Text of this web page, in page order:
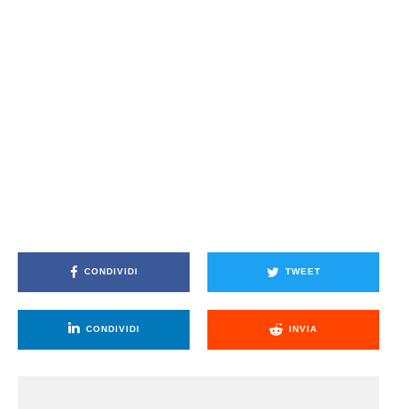
CONDIVIDI TWEET
CONDIVIDI INVIA